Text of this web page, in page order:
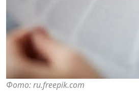
Фото: ru.freepik.com